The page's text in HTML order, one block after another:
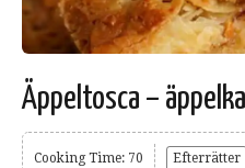
Äppeltosca –
Cooking Time: 70 Efterrätter